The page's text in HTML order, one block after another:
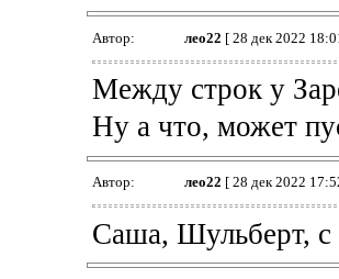
Автор: лео22 [ 28 дек 2022
Между строк у
Ну а что, может
Автор: лео22 [ 28 дек 2022
Саша, Шульберт,